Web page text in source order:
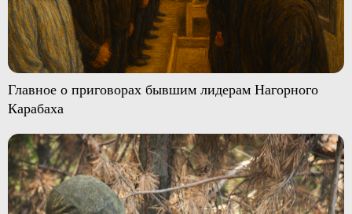
Главное о приговорах бывшим лидерам Нагорного
Карабаха